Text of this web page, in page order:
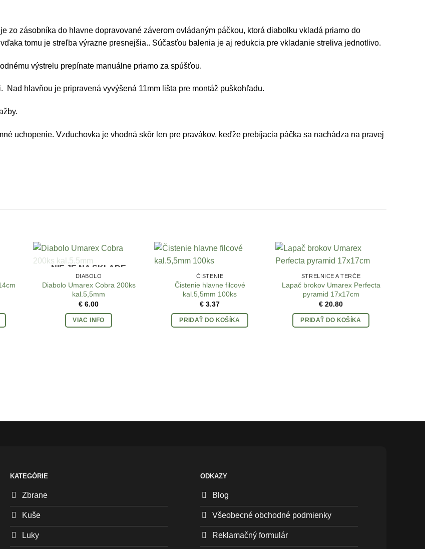
zo zásobníka do hlavne dopravované záverom ovládaným páčkou, ktorá diabolku vkladá priamo do
tomu je streľba výrazne presnejšia.. Súčasťou balenia je aj redukcia pre vkladanie streliva jednotlivo.
výstrelu prepínate manuálne priamo za spúšťou.
Nad hlavňou je pripravená vyvýšená 11mm lišta pre montáž puškohľadu.
uchopenie. Vzduchovka je vhodná skôr len pre pravákov, keďže prebíjacia páčka sa nachádza na pravej
NIE JE NA SKLADE
DIABOLO
Diabolo Umarex Cobra 200ks
kal.5,5mm
€ 6.00
VIAC INFO
ČISTENIE
Čistenie hlavne filcové
kal.5,5mm 100ks
€ 3.37
PRIDAŤ DO KOŠÍKA
STRELNICE A TERČE
Lapač brokov Umarex Perfecta
pyramid 17x17cm
€ 20.80
PRIDAŤ DO KOŠÍKA
KATEGÓRIE
Zbrane
Kuše
Luky
ODKAZY
Blog
Všeobecné obchodné podmienky
Reklamačný formulár